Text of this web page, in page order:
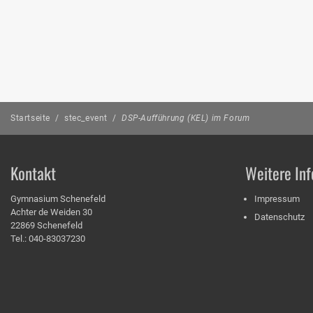
Startseite / stec_event / DSP-Aufführung (KEL) im Forum
Kontakt
Gymnasium Schenefeld
Achter de Weiden 30
22869 Schenefeld
Tel.: 040-83037230
Weitere
Impressum
Datenschutz